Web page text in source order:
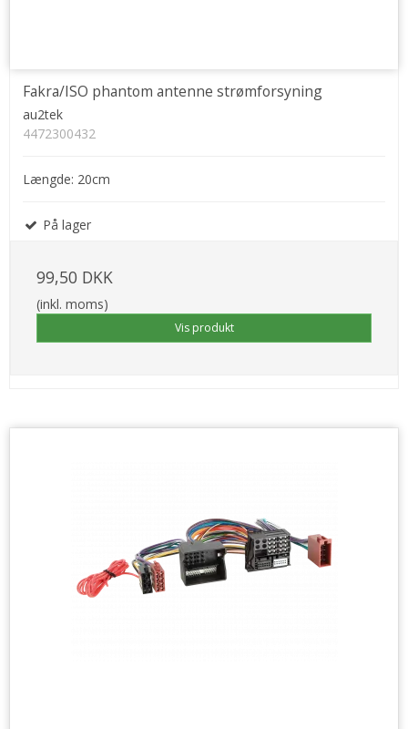
Fakra/ISO phantom antenne strømforsyning
au2tek
4472300432
Længde: 20cm
På lager
99,50 DKK
(inkl. moms)
Vis produkt